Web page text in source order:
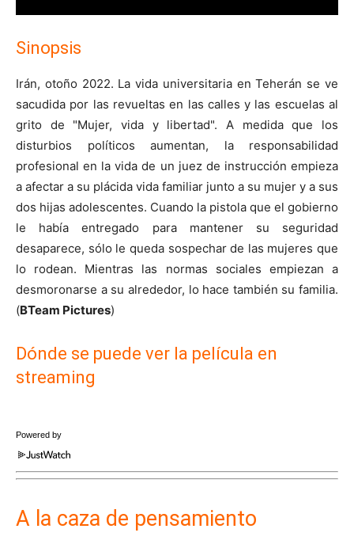
Sinopsis
Irán, otoño 2022. La vida universitaria en Teherán se ve
sacudida por las revueltas en las calles y las escuelas al
grito de "Mujer, vida y libertad". A medida que los
disturbios políticos aumentan, la responsabilidad
profesional en la vida de un juez de instrucción empieza
a afectar a su plácida vida familiar junto a su mujer y a sus
dos hijas adolescentes. Cuando la pistola que el gobierno
le había entregado para mantener su seguridad
desaparece, sólo le queda sospechar de las mujeres que
lo rodean. Mientras las normas sociales empiezan a
desmoronarse a su alrededor, lo hace también su familia.
(BTeam Pictures)
Dónde se puede ver la película en
streaming
Powered by
A la caza de pensamiento